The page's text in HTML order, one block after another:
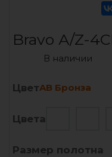
Bravo А/Z-
В наличии
ЦветAB Бронза
Цвета
Размер полотна